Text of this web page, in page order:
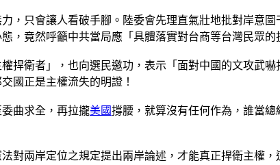
，只會讓人看破手腳。陸委會先理直氣壯地批對岸意
，竟然呼籲中共當局應「具體落實對台商等台灣民眾
捍衛者」，也向選民邀功，表示「面對中國的文攻武
國正是主權流失的明證！
曲求全，再拉攏美國撐腰，就算沒有任何作為，誰當
對兩岸定位之規定提出兩岸論述，才能真正捍衛主權